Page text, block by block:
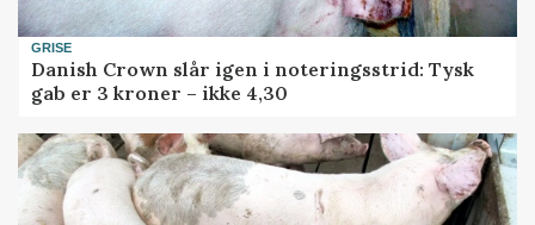
GRISE
Danish Crown slår igen i noteringsstrid: Tysk
gab er 3 kroner – ikke 4,30